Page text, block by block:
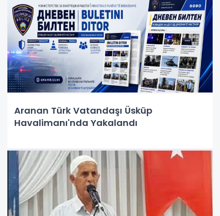
Aranan Türk Vatandaşı Üsküp
Havalimanı'nda Yakalandı